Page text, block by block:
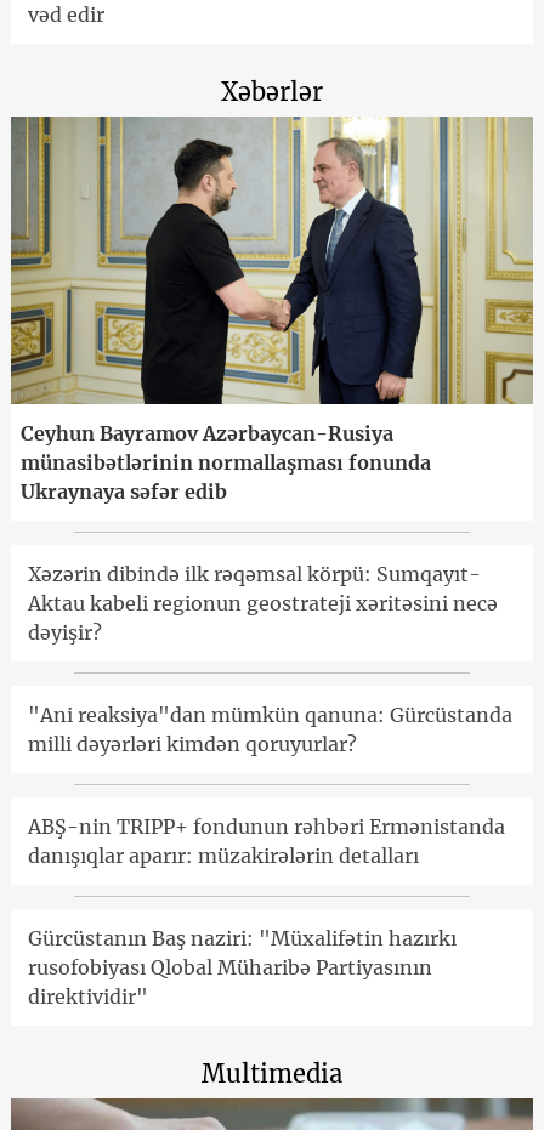
vəd edir
Xəbərlər
Ceyhun Bayramov Azərbaycan-Rusiya
münasibətlərinin normallaşması fonunda
Ukraynaya səfər edib
Xəzərin dibində ilk rəqəmsal körpü: Sumqayıt-
Aktau kabeli regionun geostrateji xəritəsini necə
dəyişir?
"Ani reaksiya"dan mümkün qanuna: Gürcüstanda
milli dəyərləri kimdən qoruyurlar?
ABŞ-nin TRIPP+ fondunun rəhbəri Ermənistanda
danışıqlar aparır: müzakirələrin detalları
Gürcüstanın Baş naziri: "Müxalifətin hazırkı
rusofobiyası Qlobal Müharibə Partiyasının
direktividir"
Multimedia